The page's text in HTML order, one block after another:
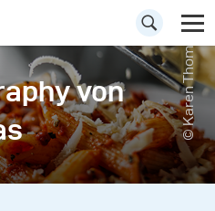
von
© Karen Thomas